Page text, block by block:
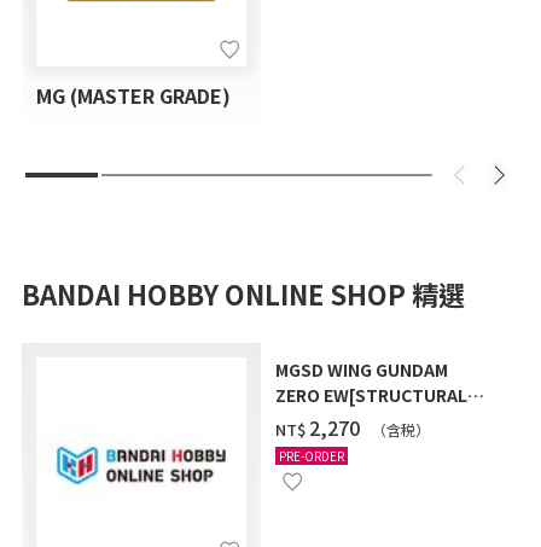
MG (MASTER GRADE)
BANDAI HOBBY ONLINE SHOP 精選
MGSD WING GUNDAM
ZERO EW[STRUCTURAL
COATING/BLACK] [2026年
12月發送]
NT$ ‌2,270 （含税）
PRE-ORDER